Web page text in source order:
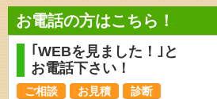
お電話の方はこちら！
｢WEBを見ました！｣と
お電話下さい！
ご相談 お見積 診断